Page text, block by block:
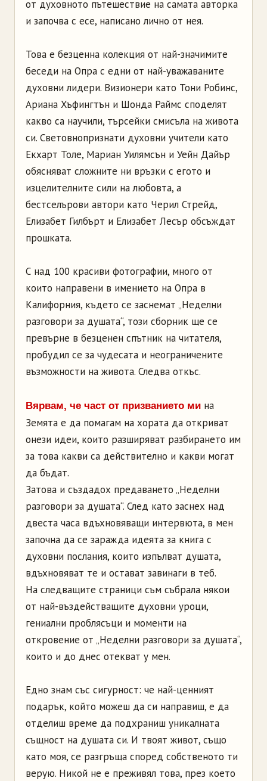
от духовното пътешествие на самата авторка
и започва с есе, написано лично от нея.
Това е безценна колекция от най-значимите
беседи на Опра с едни от най-уважаваните
духовни лидери. Визионери като Тони Робинс,
Ариана Хъфингтън и Шонда Раймс споделят
какво са научили, търсейки смисъла на живота
си. Световнопризнати духовни учители като
Екхарт Толе, Мариан Уилямсън и Уейн Дайър
обясняват сложните ни връзки с егото и
изцелителните сили на любовта, а
бестселърови автори като Черил Стрейд,
Елизабет Гилбърт и Елизабет Лесър обсъждат
прошката.
С над 100 красиви фотографии, много от
които направени в имението на Опра в
Калифорния, където се заснемат „Неделни
разговори за душата“, този сборник ще се
превърне в безценен спътник на читателя,
пробудил се за чудесата и неограничените
възможности на живота. Следва откъс.
Вярвам, че част от призванието ми на
Земята е да помагам на хората да откриват
онези идеи, които разширяват разбирането им
за това какви са действително и какви могат
да бъдат.
Затова и създадох предаването „Неделни
разговори за душата“. След като заснех над
двеста часа вдъхновяващи интервюта, в мен
започна да се заражда идеята за книга с
духовни послания, които изпълват душата,
вдъхновяват те и остават завинаги в теб.
На следващите страници съм събрала някои
от най-въздействащите духовни уроци,
гениални проблясъци и моменти на
откровение от „Неделни разговори за душата“,
които и до днес отекват у мен.
Едно знам със сигурност: че най-ценният
подарък, който можеш да си направиш, е да
отделиш време да подхраниш уникалната
същност на душата си. И твоят живот, също
като моя, се разгръща според собственото ти
верую. Никой не е преживял това, през което